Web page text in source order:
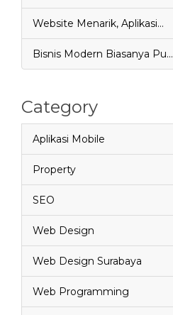
Website Menarik, Aplikasi…
Bisnis Modern Biasanya Pu…
Category
Aplikasi Mobile
Property
SEO
Web Design
Web Design Surabaya
Web Programming